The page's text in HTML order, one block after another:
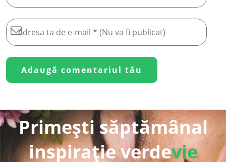
Primești săptămânal
inspirație verdevie